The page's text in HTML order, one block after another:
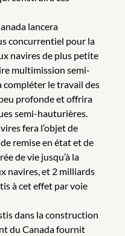
lancera
concurrentiel pour la
navires de plus petite
multimission semi-
le travail des
profonde et offrira
semi-hauturières.
fera l’objet de
remise en état et de
de vie jusqu’à la
navires, et 2 milliards
à cet effet par voie
dans la construction
du Canada fournit